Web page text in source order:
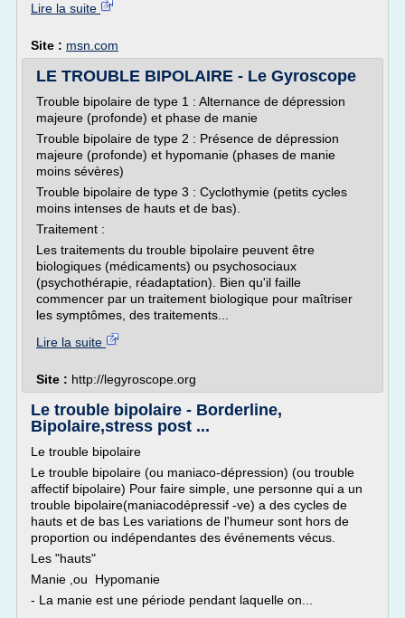
Lire la suite
Site : msn.com
LE TROUBLE BIPOLAIRE - Le Gyroscope
Trouble bipolaire de type 1 : Alternance de dépression
majeure (profonde) et phase de manie
Trouble bipolaire de type 2 : Présence de dépression
majeure (profonde) et hypomanie (phases de manie
moins sévères)
Trouble bipolaire de type 3 : Cyclothymie (petits cycles
moins intenses de hauts et de bas).
Traitement :
Les traitements du trouble bipolaire peuvent être
biologiques (médicaments) ou psychosociaux
(psychothérapie, réadaptation). Bien qu'il faille
commencer par un traitement biologique pour maîtriser
les symptômes, des traitements...
Lire la suite
Site : http://legyroscope.org
Le trouble bipolaire - Borderline,
Bipolaire,stress post ...
Le trouble bipolaire
Le trouble bipolaire (ou maniaco-dépression) (ou trouble
affectif bipolaire) Pour faire simple, une personne qui a un
trouble bipolaire(maniacodépressif -ve) a des cycles de
hauts et de bas Les variations de l'humeur sont hors de
proportion ou indépendantes des événements vécus.
Les "hauts"
Manie ,ou Hypomanie
- La manie est une période pendant laquelle on...